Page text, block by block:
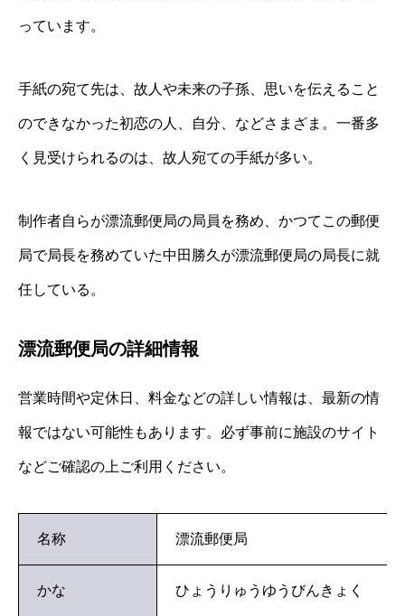
っています。
手紙の宛て先は、故人や未来の子孫、思いを伝えること
のできなかった初恋の人、自分、などさまざま。一番多
く見受けられるのは、故人宛ての手紙が多い。
制作者自らが漂流郵便局の局員を務め、かつてこの郵便
局で局長を務めていた中田勝久が漂流郵便局の局長に就
任している。
漂流郵便局の詳細情報
営業時間や定休日、料金などの詳しい情報は、最新の情
報ではない可能性もあります。必ず事前に施設のサイト
などご確認の上ご利用ください。
名称 漂流郵便局
かな ひょうりゅうゆうびんきょく